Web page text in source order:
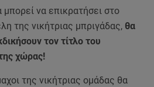
μπορεί να επικρατήσει στο
της νικήτριας μπριγάδας, θα
τον τίτλο του
χώρας!
της νικήτριας ομάδας θα